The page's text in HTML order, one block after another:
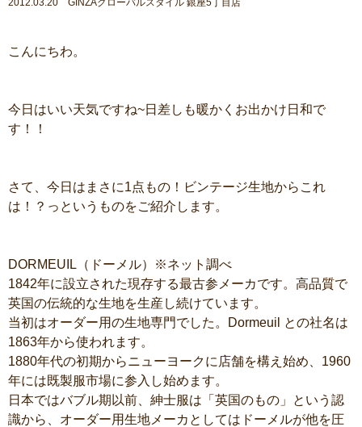
2012.03.20 GINZAグローバルスタイル 銀座5丁目店
こんにちわ。
今日はいい天気ですね~日差しも暖かくお出かけ日和で
す！！
さて、今日はまさに1点もの！ビンテージ生地からこれ
は！？っというものをご紹介します。
DORMEUIL（ドーメル）※ネット調べ
1842年に設立された現存する最古参メーカです。高品質で
英国の伝統的な生地を生産し続けています。
当初はオーダー用の生地専門でした。Dormeuil との社名は
1863年から使われます。
1880年代の初期からニューヨークに店舗を構え始め、1960
年には既製服市場に参入し始めます。
日本ではバブル期以前、紳士服は「英国のもの」という認
識から、オーダー用生地メーカとしてはドーメルが他を圧